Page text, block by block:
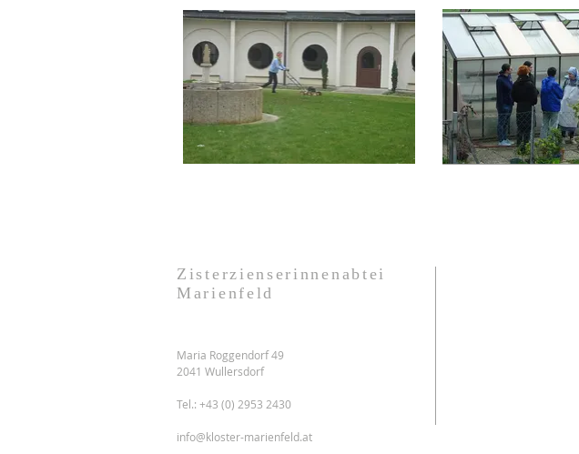
Zisterzienserinnenabtei
Marienfeld
Maria Roggendorf 49
2041 Wullersdorf
Tel.: +43 (0) 2953 2430
info@kloster-marienfeld.at